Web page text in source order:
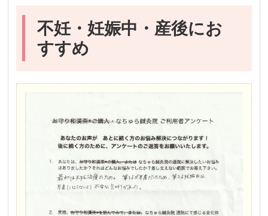
不妊・妊娠中・産後にお
すすめ